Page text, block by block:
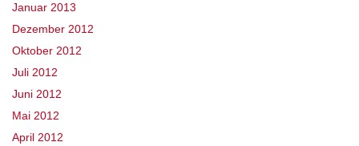
Januar 2013
Dezember 2012
Oktober 2012
Juli 2012
Juni 2012
Mai 2012
April 2012